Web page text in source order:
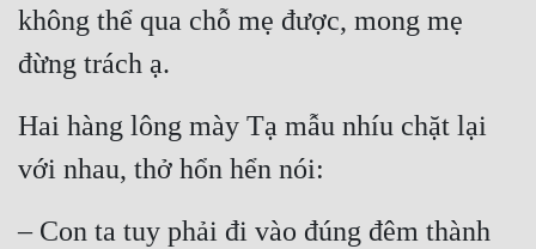
không thể qua chỗ mẹ được, mong mẹ
đừng trách ạ.
Hai hàng lông mày Tạ mẫu nhíu chặt lại
với nhau, thở hổn hển nói:
– Con ta tuy phải đi vào đúng đêm thành